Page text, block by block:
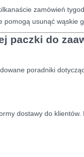
zamówień
pomogą usunąć wąskie
paczki do
poradniki
dostawy do